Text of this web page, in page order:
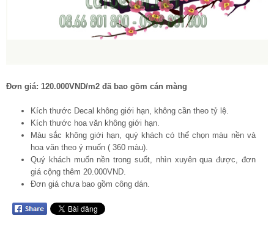
Đơn giá: 120.000VND/m2 đã bao gồm cán màng
Kích thước Decal không giới hạn, không cần theo tỷ lệ.
Kích thước hoa văn không giới hạn.
Màu sắc không giới hạn, quý khách có thể chọn màu nền và
hoa văn theo ý muốn ( 360 màu).
Quý khách muốn nền trong suốt, nhìn xuyên qua được, đơn
giá cộng thêm 20.000VND.
Đơn giá chưa bao gồm công dán.